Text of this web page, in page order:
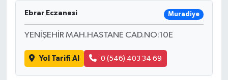
Ebrar Eczanesi Muradiye
YENİŞEHİR MAH.HASTANE CAD.NO:10E
Yol Tarifi Al 0 (546) 403 34 69